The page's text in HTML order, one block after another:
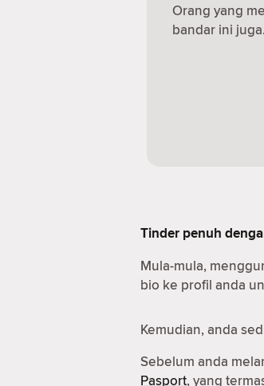
Orang yang
bandar ini juga.
Tinder penuh
Mula-mula,
bio ke profil anda
Kemudian, anda
Sebelum anda
Pasport, yang